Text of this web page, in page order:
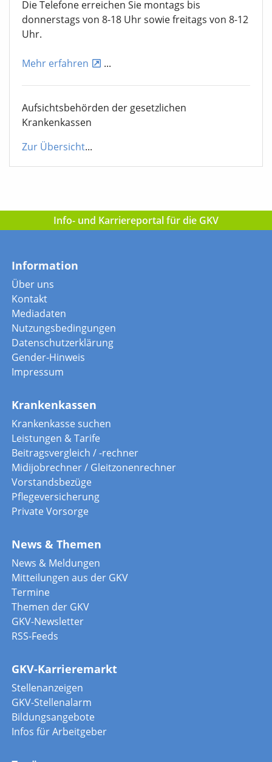
Die Telefone erreichen Sie montags bis
donnerstags von 8-18 Uhr sowie freitags von 8-12
Uhr.
Mehr erfahren ...
Aufsichtsbehörden der gesetzlichen
Krankenkassen
Zur Übersicht...
Info- und Karriereportal für die GKV
Information
Über uns
Kontakt
Mediadaten
Nutzungsbedingungen
Datenschutzerklärung
Gender-Hinweis
Impressum
Krankenkassen
Krankenkasse suchen
Leistungen & Tarife
Beitragsvergleich / -rechner
Midijobrechner / Gleitzonenrechner
Vorstandsbezüge
Pflegeversicherung
Private Vorsorge
News & Themen
News & Meldungen
Mitteilungen aus der GKV
Termine
Themen der GKV
GKV-Newsletter
RSS-Feeds
GKV-Karrieremarkt
Stellenanzeigen
GKV-Stellenalarm
Bildungsangebote
Infos für Arbeitgeber